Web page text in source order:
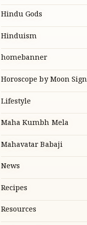
Hindu Gods
Hinduism
homebanner
Horoscope by Moon Sign
Lifestyle
Maha Kumbh Mela
Mahavatar Babaji
News
Recipes
Resources